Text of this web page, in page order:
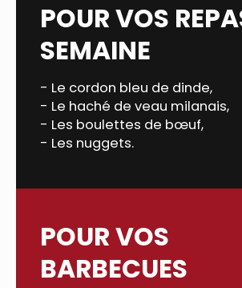
POUR VOS
SEMAINE
- Le cordon bleu de dinde,
- Le haché de veau milanais,
- Les boulettes de bœuf,
- Les nuggets.
POUR VOS
BARBECUES